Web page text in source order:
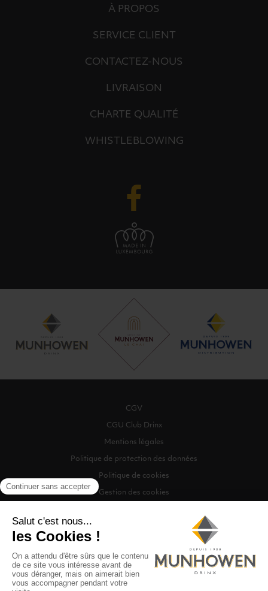
À PROPOS
SERVICE CLIENT
CONTACTEZ-NOUS
LIVRAISON
CHARTE QUALITÉ
WHISTLEBLOWING
CGV
CGU Club Drinx
Mentions légales
Politique de protection des données
Politique de cookies
Gestion des cookies
©2026 Munhowen Drinx / Tous droits réservés
Digitalised by